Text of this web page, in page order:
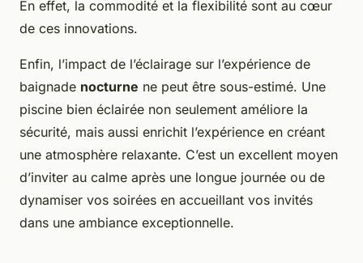
En effet, la commodité et la flexibilité sont au cœur
de ces innovations.
Enfin, l’impact de l’éclairage sur l’expérience de
baignade nocturne ne peut être sous-estimé. Une
piscine bien éclairée non seulement améliore la
sécurité, mais aussi enrichit l’expérience en créant
une atmosphère relaxante. C’est un excellent moyen
d’inviter au calme après une longue journée ou de
dynamiser vos soirées en accueillant vos invités
dans une ambiance exceptionnelle.